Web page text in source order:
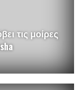
τις μοίρες